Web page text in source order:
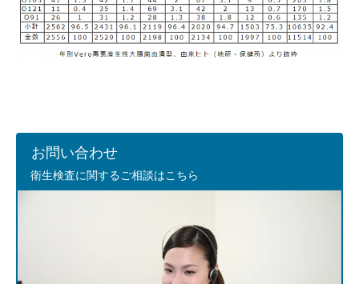
お問い合わせ
衛生検査に関するご相談はこちら